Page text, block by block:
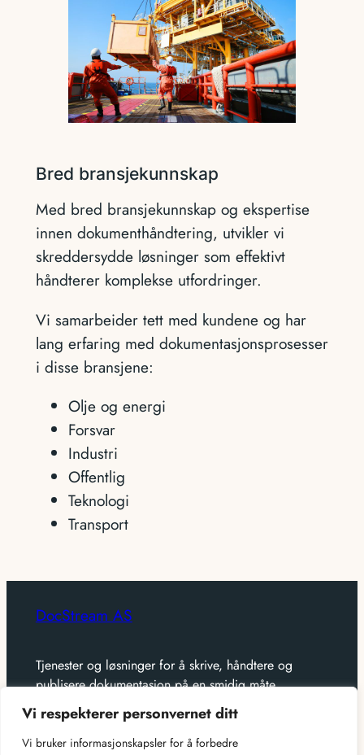
Vi respekterer personvernet ditt
Vi bruker informasjonskapsler for å forbedre
Bred bransjekunnskap
Med bred bransjekunnskap og ekspertise
innen dokumenthåndtering, utvikler vi
skreddersydde løsninger som effektivt
håndterer komplekse utfordringer.
Vi samarbeider tett med kundene og har
lang erfaring med dokumentasjonsprosesser
i disse bransjene:
Olje og energi
Forsvar
Industri
Offentlig
Teknologi
Transport
DocStream AS
Tjenester og løsninger for å skrive, håndtere og
publisere dokumentasjon på en smidig måte.
Vilkår og betingelser
Tjenester
Produkter